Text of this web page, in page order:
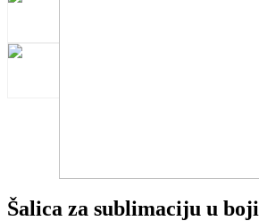
Šalica za sublimaciju u boji